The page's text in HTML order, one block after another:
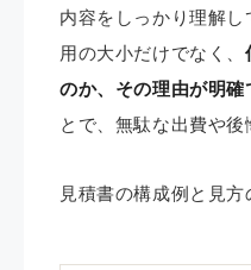
内容をしっかり理解
用の大小だけでなく、
のか、その理由が明確
とで、無駄な出費や後
見積書の構成例と見方